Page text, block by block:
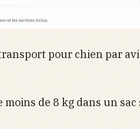
pour chien par
moins de 8 kg dans un sac